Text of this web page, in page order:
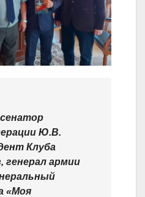
Ю.В.
Клуба
генерал армии
«Моя